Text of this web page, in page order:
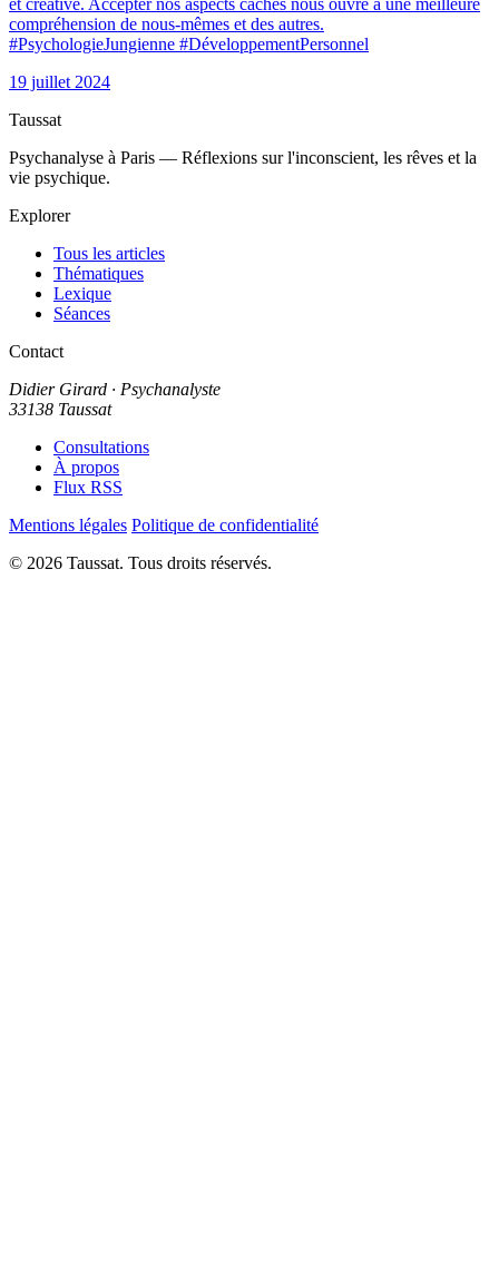
compréhension de nous-mêmes et des autres.
#PsychologieJungienne #DéveloppementPersonnel
19 juillet 2024
Taussat
Psychanalyse à Paris — Réflexions sur l'inconscient, les rêves et la
vie psychique.
Explorer
Tous les articles
Thématiques
Lexique
Séances
Contact
Didier Girard · Psychanalyste
33138 Taussat
Consultations
À propos
Flux RSS
Mentions légales Politique de confidentialité
© 2026 Taussat. Tous droits réservés.